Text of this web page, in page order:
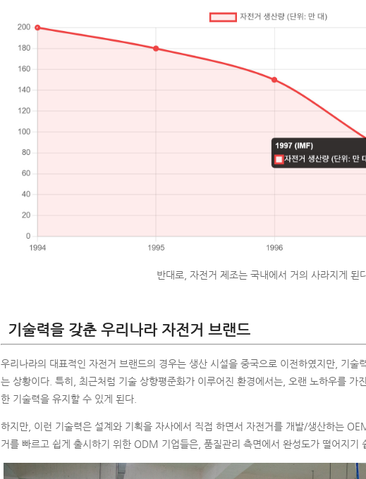
반대로, 자전거 제조는 국내에서 거의 사라지게 된
기술력을 갖춘 우리나라 자전거 브랜드
우리나라의 대표적인 자전거 브랜드의 경우는 생산 시설을 중국으로 이전하였지만, 기술
는 상황이다. 특히, 최근처럼 기술 상향평준화가 이루어진 환경에서는, 오랜 노하우를 가
한 기술력을 유지할 수 있게 된다.
하지만, 이런 기술력은 설계와 기획을 자사에서 직접 하면서 자전거를 개발/생산하는
거를 빠르고 쉽게 출시하기 위한 ODM 기업들은, 품질관리 측면에서 완성도가 떨어지기